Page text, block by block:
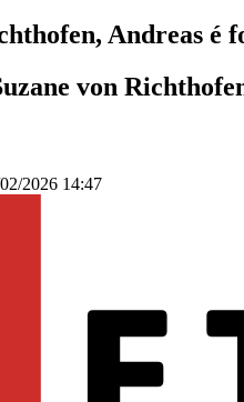
Andreas é
von
2026 14:47